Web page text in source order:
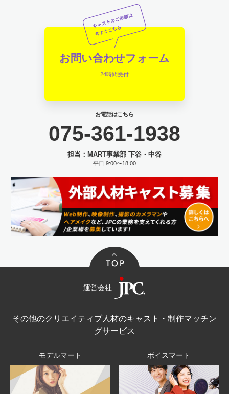
お問い合わせフォーム
24時間受付
お電話はこちら
075-361-1938
担当：MART事業部 下谷・中谷
平日 9:00〜18:00
運営会社
その他のクリエイティブ人材のキャスト・制作マッチン
グサービス
モデルマート ボイスマート